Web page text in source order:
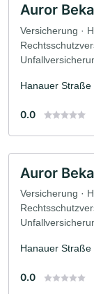
Auror
Versicherung ·
Hanauer
0.0
Auror
Versicherung ·
Hanauer
0.0